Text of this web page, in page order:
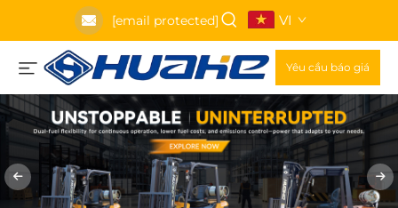
[email protected] VI
Yêu cầu báo giá